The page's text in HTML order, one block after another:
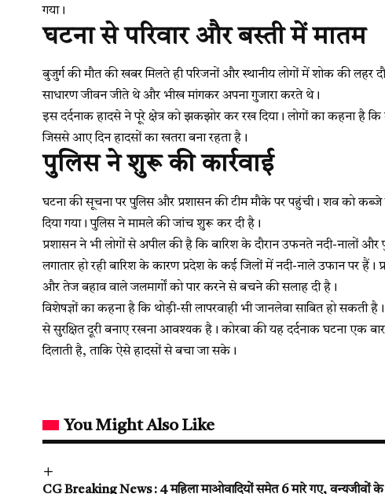
गया।
घटना से परिवार और बस्ती में मातम
बुजुर्ग की मौत की खबर मिलते ही परिजनों और स्थानीय लोगों में शोक की लहर
साधारण जीवन जीते थे और भीख मांगकर अपना गुजारा करते थे।
इस दर्दनाक हादसे ने पूरे क्षेत्र को झकझोर कर रख दिया। लोगों का कहना है
जिससे आए दिन हादसों का खतरा बना रहता है।
पुलिस ने शुरू की कार्रवाई
घटना की सूचना पर पुलिस और प्रशासन की टीम मौके पर पहुंची। शव को कब्जे
दिया गया। पुलिस ने मामले की जांच शुरू कर दी है।
प्रशासन ने भी लोगों से अपील की है कि बारिश के दौरान उफनते नदी-नालों
लगातार हो रही बारिश के कारण प्रदेश के कई जिलों में नदी-नाले उफान पर हैं।
और तेज बहाव वाले जलमार्गों को पार करने से बचने की सलाह दी है।
विशेषज्ञों का कहना है कि थोड़ी-सी लापरवाही भी जानलेवा साबित हो सकती
से सुरक्षित दूरी बनाए रखना आवश्यक है। कोरबा की यह दर्दनाक घटना एक
दिलाती है, ताकि ऐसे हादसों से बचा जा सके।
You Might Also Like
CG Breaking News : 4 महिला माओवादियों समेत 6 मारे गए, वन्यजीवों